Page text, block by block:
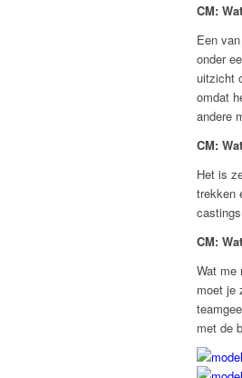
CM:
Een
onder
uitzicht
omdat
andere
CM:
Het is
trekken
CM:
Wat me
moet je
met de